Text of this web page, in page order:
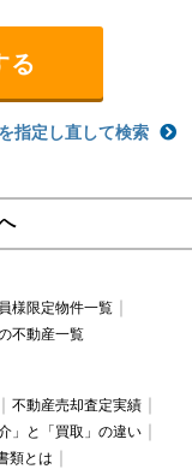
指定し直して検索
様限定物件一覧
不動産一覧
不動産売却査定実績
介」と「買取」の違い
類とは